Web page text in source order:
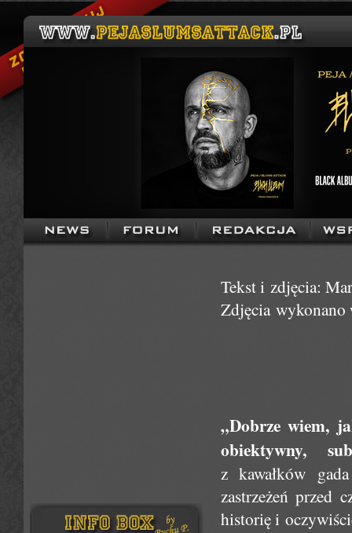
Tekst i zdjęcia:
Zdjęcia wykonano
„Dobrze wiem,
obiektywny,
z kawałków
zastrzeżeń przed
historię i